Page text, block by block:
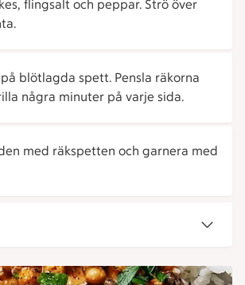
flingsalt och peppar. Strö över
blötlagda spett. Pensla räkorna
några minuter på varje sida.
med räkspetten och garnera med